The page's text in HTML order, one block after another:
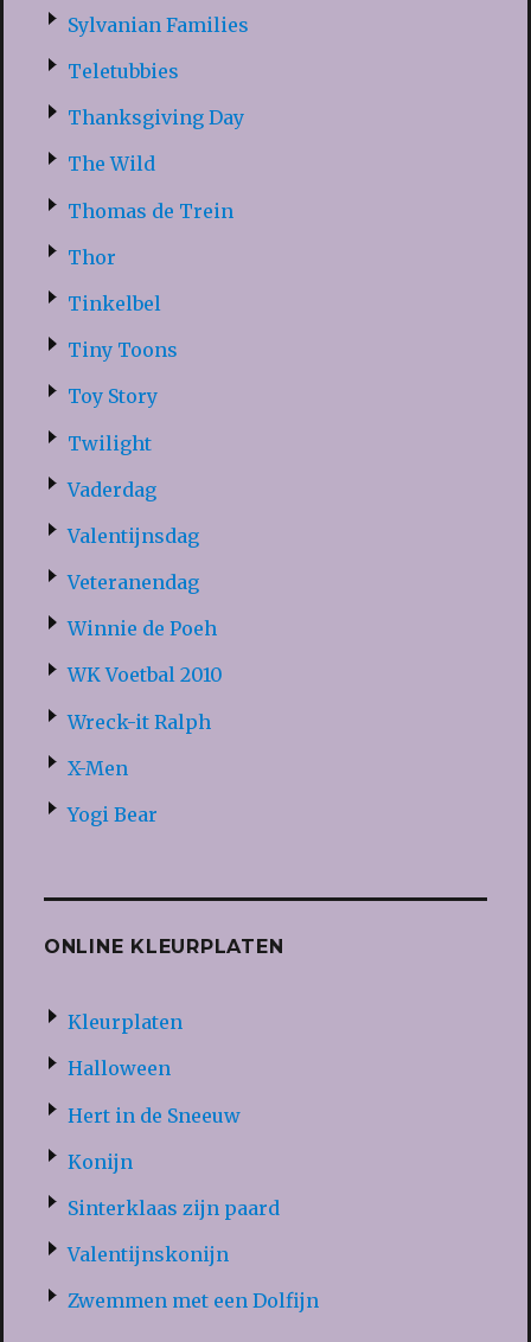
Sylvanian Families
Teletubbies
Thanksgiving Day
The Wild
Thomas de Trein
Thor
Tinkelbel
Tiny Toons
Toy Story
Twilight
Vaderdag
Valentijnsdag
Veteranendag
Winnie de Poeh
WK Voetbal 2010
Wreck-it Ralph
X-Men
Yogi Bear
ONLINE KLEURPLATEN
Kleurplaten
Halloween
Hert in de Sneeuw
Konijn
Sinterklaas zijn paard
Valentijnskonijn
Zwemmen met een Dolfijn